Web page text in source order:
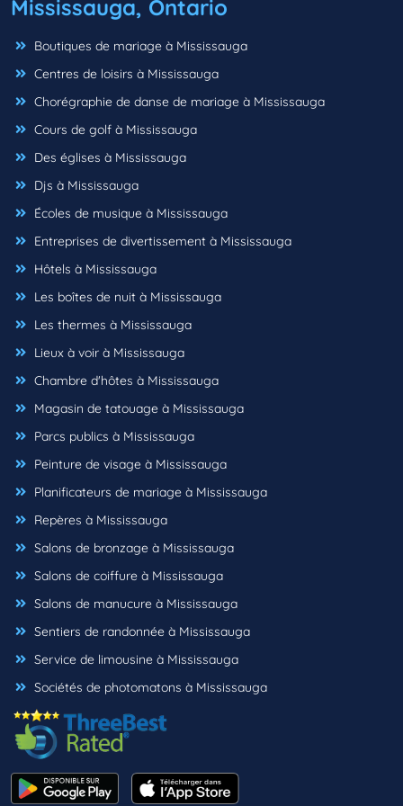
Mississauga, Ontario
Boutiques de mariage à Mississauga
Centres de loisirs à Mississauga
Chorégraphie de danse de mariage à Mississauga
Cours de golf à Mississauga
Des églises à Mississauga
Djs à Mississauga
Écoles de musique à Mississauga
Entreprises de divertissement à Mississauga
Hôtels à Mississauga
Les boîtes de nuit à Mississauga
Les thermes à Mississauga
Lieux à voir à Mississauga
Chambre d'hôtes à Mississauga
Magasin de tatouage à Mississauga
Parcs publics à Mississauga
Peinture de visage à Mississauga
Planificateurs de mariage à Mississauga
Repères à Mississauga
Salons de bronzage à Mississauga
Salons de coiffure à Mississauga
Salons de manucure à Mississauga
Sentiers de randonnée à Mississauga
Service de limousine à Mississauga
Sociétés de photomatons à Mississauga